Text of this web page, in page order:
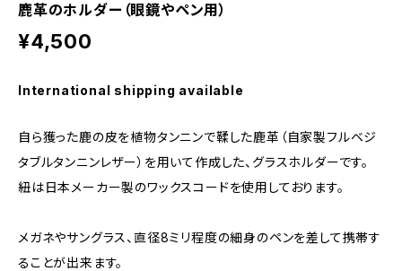
鹿革のホルダー（眼鏡やペン用）
¥4,500
International shipping available
自ら獲った鹿の皮を植物タンニンで鞣した鹿革（自家製フルベジ
タブルタンニンレザー）を用いて作成した、グラスホルダーです。
紐は日本メーカー製のワックスコードを使用しております。
メガネやサングラス、直径8ミリ程度の細身のペンを差して携帯す
ることが出来ます。